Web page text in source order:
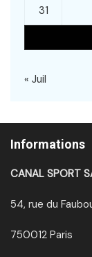
31
« Juil
Informations
CANAL SPORT
54, rue du
750012 Paris